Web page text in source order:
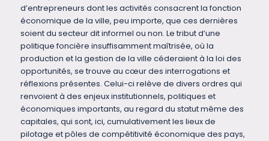
d’entrepreneurs dont les activités consacrent la fonction
économique de la ville, peu importe, que ces dernières
soient du secteur dit informel ou non. Le tribut d’une
politique foncière insuffisamment maîtrisée, où la
production et la gestion de la ville céderaient à la loi des
opportunités, se trouve au cœur des interrogations et
réflexions présentes. Celui-ci relève de divers ordres qui
renvoient à des enjeux institutionnels, politiques et
économiques importants, au regard du statut même des
capitales, qui sont, ici, cumulativement les lieux de
pilotage et pôles de compétitivité économique des pays,